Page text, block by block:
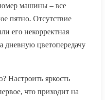
машины – все
пятно. Отсутствие
его некорректная
дневную цветопередачу
Настроить яркость
что приходит на